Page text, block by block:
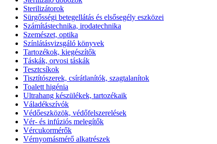
Sterilizátorok
Sürgősségi betegellátás és elsősegély eszközei
Számítástechnika, irodatechnika
Szemészet, optika
Színlátásvizsgáló könyvek
Tartozékok, kiegészítők
Táskák, orvosi táskák
Tesztcsíkok
Tisztítószerek, csírátlanítók, szagtalanítok
Toalett higénia
Ultrahang készülékek, tartozékaik
Váladékszívók
Védőeszközök, védőfelszerelések
Vér- és infúziós melegítők
Vércukormérők
Vérnyomásmérő alkatrészek